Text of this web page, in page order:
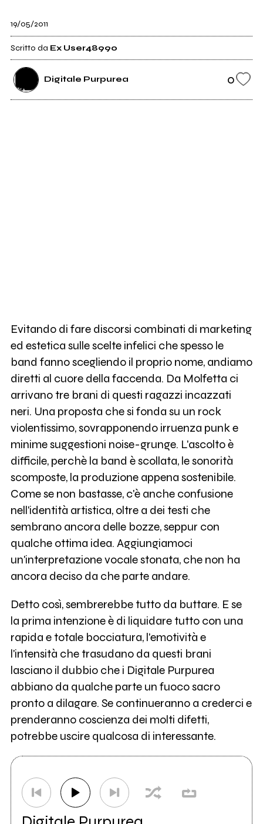
19/05/2011
Scritto da Ex User48990
Digitale Purpurea 0
Evitando di fare discorsi combinati di marketing
ed estetica sulle scelte infelici che spesso le
band fanno scegliendo il proprio nome, andiamo
diretti al cuore della faccenda. Da Molfetta ci
arrivano tre brani di questi ragazzi incazzati
neri. Una proposta che si fonda su un rock
violentissimo, sovrapponendo irruenza punk e
minime suggestioni noise-grunge. L'ascolto è
difficile, perchè la band è scollata, le sonorità
scomposte, la produzione appena sostenibile.
Come se non bastasse, c'è anche confusione
nell'identità artistica, oltre a dei testi che
sembrano ancora delle bozze, seppur con
qualche ottima idea. Aggiungiamoci
un'interpretazione vocale stonata, che non ha
ancora deciso da che parte andare.
Detto così, sembrerebbe tutto da buttare. E se
la prima intenzione è di liquidare tutto con una
rapida e totale bocciatura, l'emotività e
l'intensità che trasudano da questi brani
lasciano il dubbio che i Digitale Purpurea
abbiano da qualche parte un fuoco sacro
pronto a dilagare. Se continueranno a crederci e
prenderanno coscienza dei molti difetti,
potrebbe uscire qualcosa di interessante.